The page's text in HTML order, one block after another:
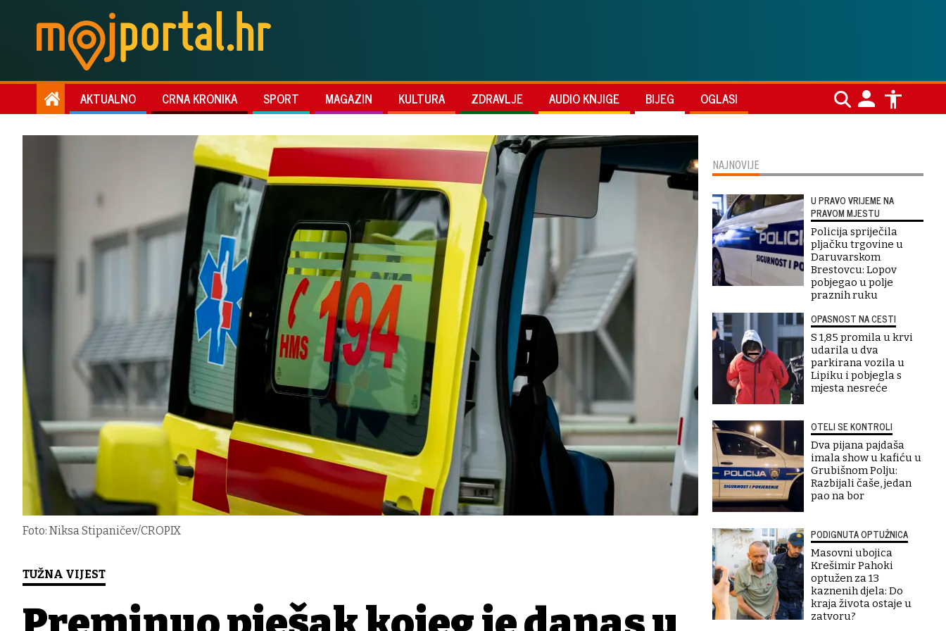
AKTUALNO CRNA KRONIKA SPORT MAGAZIN KULTURA ZDRAVLJE AUDIO KNJIGE BIJEG OGLASI
Foto: Niksa Stipaničev/CROPIX
TUŽNA VIJEST
NAJNOVIJE
U PRAVO VRIJEME NA
PRAVOM MJESTU
Policija spriječila
pljačku trgovine u
Daruvarskom
Brestovcu: Lopov
pobjegao u polje
praznih ruku
OPASNOST NA CESTI
S 1,85 promila u krvi
udarila u dva
parkirana vozila u
Lipiku i pobjegla s
mjesta nesreće
OTELI SE KONTROLI
Dva pijana pajdaša
imala show u kafiću u
Grubišnom Polju:
Razbijali čaše, jedan
pao na bor
PODIGNUTA OPTUŽNICA
Masovni ubojica
Krešimir Pahoki
optužen za 13
kaznenih djela: Do
kraja života ostaje u
zatvoru?